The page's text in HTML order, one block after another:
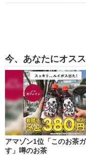
今、あなたにオス
アマゾン1位「このお茶
す」噂のお茶